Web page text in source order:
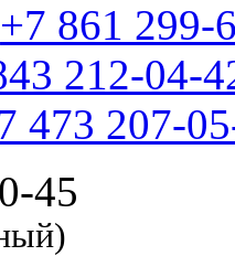
+7 861 299-
212-04-
473 207-
45